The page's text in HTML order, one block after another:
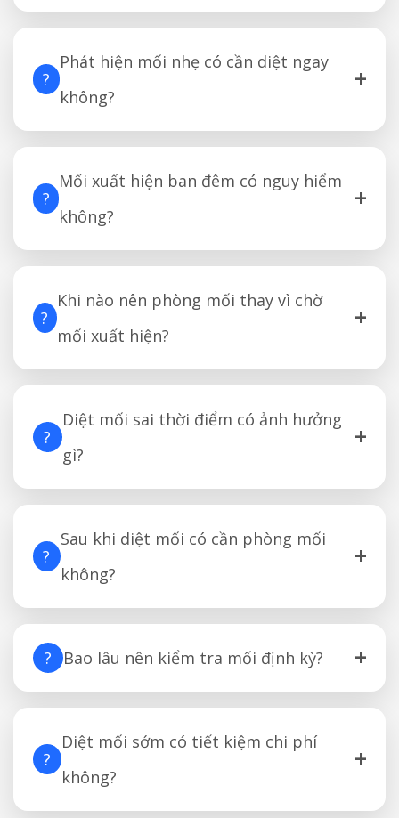
?
Phát hiện mối nhẹ có cần diệt ngay
không?
+
?
Mối xuất hiện ban đêm có nguy hiểm
không?
+
?
Khi nào nên phòng mối thay vì chờ
mối xuất hiện?
+
?
Diệt mối sai thời điểm có ảnh hưởng
gì?
+
?
Sau khi diệt mối có cần phòng mối
không?
+
? Bao lâu nên kiểm tra mối định kỳ? +
?
Diệt mối sớm có tiết kiệm chi phí
không?
+